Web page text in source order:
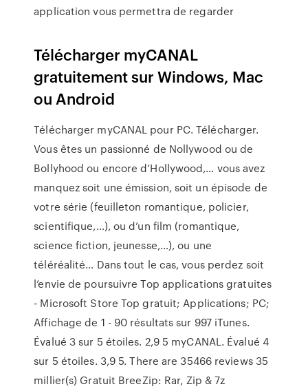
application vous permettra de regarder
Télécharger myCANAL
gratuitement sur Windows, Mac
ou Android
Télécharger myCANAL pour PC. Télécharger.
Vous êtes un passionné de Nollywood ou de
Bollyhood ou encore d’Hollywood,… vous avez
manquez soit une émission, soit un épisode de
votre série (feuilleton romantique, policier,
scientifique,…), ou d’un film (romantique,
science fiction, jeunesse,…), ou une
téléréalité… Dans tout le cas, vous perdez soit
l’envie de poursuivre Top applications gratuites
- Microsoft Store Top gratuit; Applications; PC;
Affichage de 1 - 90 résultats sur 997 iTunes.
Évalué 3 sur 5 étoiles. 2,9 5 myCANAL. Évalué 4
sur 5 étoiles. 3,9 5. There are 35466 reviews 35
millier(s) Gratuit BreeZip: Rar, Zip & 7z